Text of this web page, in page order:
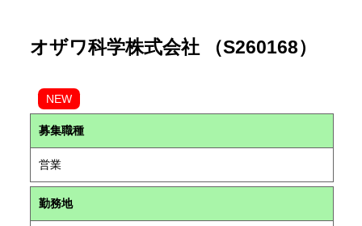
オザワ科学株式会社 （S260168）
NEW
募集職種
営業
勤務地